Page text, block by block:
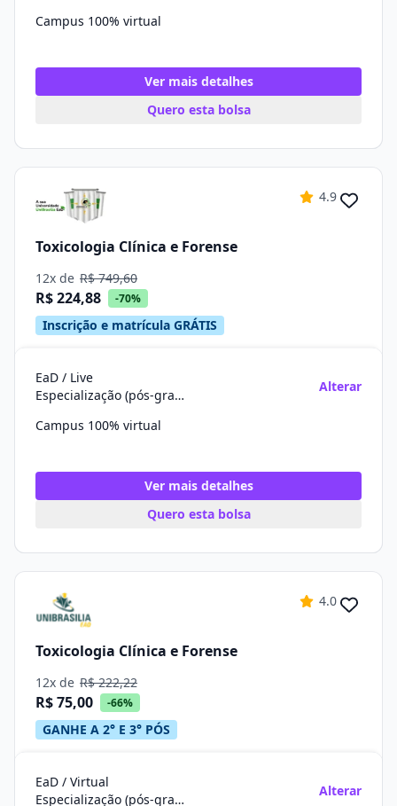
Campus 100% virtual
Ver mais detalhes
Quero esta bolsa
4.9
Toxicologia Clínica e Forense
12x de R$ 749,60
R$ 224,88 -70%
Inscrição e matrícula GRÁTIS
EaD / Live
Especialização (pós-graduação)
Alterar
Campus 100% virtual
Ver mais detalhes
Quero esta bolsa
4.0
Toxicologia Clínica e Forense
12x de R$ 222,22
R$ 75,00 -66%
GANHE A 2° E 3° PÓS
EaD / Virtual
Especialização (pós-graduação)
Alterar